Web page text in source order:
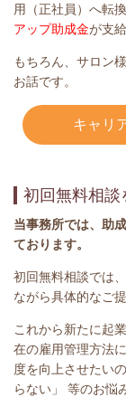
用（正社員）へ転
アップ助成金が支
もちろん、サロン
お話です。
キャリ
初回無料相談
当事務所では、助
ております。
初回無料相談では
ながら具体的なご
これから新たに起
在の雇用管理方法
度を向上させたい
らない」 等のお悩